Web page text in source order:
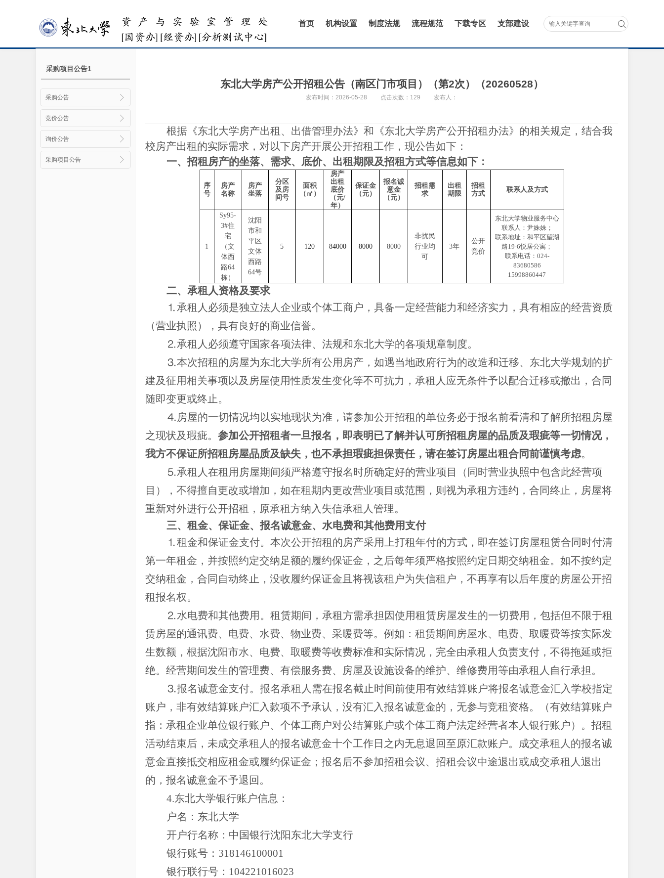
首页 机构设置 制度法规 流程规范 下载专区 支部建设
采购项目公告1
采购公告
竞价公告
询价公告
采购项目公告
东北大学房产公开招租公告（南区门市项目）（第2次）（20260528）
发布时间：2026-05-28 点击次数： 129 发布人：
根据《东北大学房产出租、出借管理办法》和《东北大学房产公开招租办法》的相关规定，结合我
校房产出租的实际需求，对以下房产开展公开招租工作，现公告如下：
一、招租房产的坐落、需求、底价、出租期限及招租方式等信息如下：
序
号
房产
名称
房产
坐落
分区
及房
间号
面积
（㎡）
房产
出租
底价
（元/
年）
保证金
（元）
报名诚
意金
（元）
招租需
求
出租
期限
招租
方式
联系人及方式
1
Sy95-
3#住
宅
（文
体西
路64
栋）
沈阳
市和
平区
文体
西路
64号
5 120 84000 8000 8000
非扰民
行业均
可
3年
公开
竞价
东北大学物业服务中心
联系人：尹姝姝；
联系地址：和平区望湖
路19-6悦居公寓；
联系电话： 024-
83680586
15998860447
二、承租人资格及要求
⒈承租人必须是独立法人企业或个体工商户，具备一定经营能力和经济实力，具有相应的经营资质
（营业执照），具有良好的商业信誉。
⒉承租人必须遵守国家各项法律、法规和东北大学的各项规章制度。
⒊本次招租的房屋为东北大学所有公用房产，如遇当地政府行为的改造和迁移、东北大学规划的扩
建及征用相关事项以及房屋使用性质发生变化等不可抗力，承租人应无条件予以配合迁移或撤出，合同
随即变更或终止。
⒋房屋的一切情况均以实地现状为准，请参加公开招租的单位务必于报名前看清和了解所招租房屋
之现状及瑕疵。 参加公开招租者一旦报名，即表明已了解并认可所招租房屋的品质及瑕疵等一切情况，
我方不保证所招租房屋品质及缺失，也不承担瑕疵担保责任，请在签订房屋出租合同前谨慎考虑。
⒌承租人在租用房屋期间须严格遵守报名时所确定好的营业项目（同时营业执照中包含此经营项
目），不得擅自更改或增加，如在租期内更改营业项目或范围，则视为承租方违约，合同终止，房屋将
重新对外进行公开招租，原承租方纳入失信承租人管理。
三、租金、保证金、报名诚意金、水电费和其他费用支付
⒈租金和保证金支付。本次公开招租的房产采用上打租年付的方式，即在签订房屋租赁合同时付清
第一年租金，并按照约定交纳足额的履约保证金，之后每年须严格按照约定日期交纳租金。如不按约定
交纳租金，合同自动终止，没收履约保证金且将视该租户为失信租户，不再享有以后年度的房屋公开招
租报名权。
⒉水电费和其他费用。租赁期间，承租方需承担因使用租赁房屋发生的一切费用，包括但不限于租
赁房屋的通讯费、电费、水费、物业费、采暖费等。例如：租赁期间房屋水、电费、取暖费等按实际发
生数额，根据沈阳市水、电费、取暖费等收费标准和实际情况，完全由承租人负责支付，不得拖延或拒
绝。经营期间发生的管理费、有偿服务费、房屋及设施设备的维护、维修费用等由承租人自行承担。
⒊报名诚意金支付。报名承租人需在报名截止时间前使用有效结算账户将报名诚意金汇入学校指定
账户，非有效结算账户汇入款项不予承认，没有汇入报名诚意金的，无参与竞租资格。（有效结算账户
指：承租企业单位银行账户、个体工商户对公结算账户或个体工商户法定经营者本人银行账户）。招租
活动结束后，未成交承租人的报名诚意金十个工作日之内无息退回至原汇款账户。成交承租人的报名诚
意金直接抵交相应租金或履约保证金；报名后不参加招租会议、招租会议中途退出或成交承租人退出
的，报名诚意金不予退回。
4.东北大学银行账户信息：
户名：东北大学
开户行名称：中国银行沈阳东北大学支行
银行账号： 318146100001
银行联行号： 104221016023